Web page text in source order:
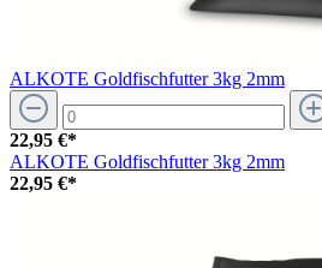
ALKOTE Goldfischfutter 3kg 2mm
22,95 €*
ALKOTE Goldfischfutter 3kg 2mm
22,95 €*